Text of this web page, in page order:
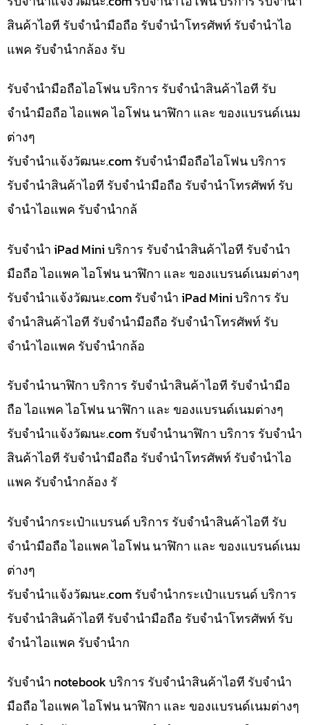
สินค้าไอที รับจำนำมือถือ รับจำนำโทรศัพท์ รับจำนำไอ
แพค รับจำนำกล้อง รับ
รับจำนำมือถือไอโฟน บริการ รับจำนำสินค้าไอที รับ
จำนำมือถือ ไอแพค ไอโฟน นาฬิกา และ ของแบรนด์เนม
ต่างๆ
รับจํานําแจ้งวัฒนะ.com รับจำนำมือถือไอโฟน บริการ
รับจำนำสินค้าไอที รับจำนำมือถือ รับจำนำโทรศัพท์ รับ
จำนำไอแพค รับจำนำกล้
รับจำนำ iPad Mini บริการ รับจำนำสินค้าไอที รับจำนำ
มือถือ ไอแพค ไอโฟน นาฬิกา และ ของแบรนด์เนมต่างๆ
รับจํานําแจ้งวัฒนะ.com รับจำนำ iPad Mini บริการ รับ
จำนำสินค้าไอที รับจำนำมือถือ รับจำนำโทรศัพท์ รับ
จำนำไอแพค รับจำนำกล้อ
รับจำนำนาฬิกา บริการ รับจำนำสินค้าไอที รับจำนำมือ
ถือ ไอแพค ไอโฟน นาฬิกา และ ของแบรนด์เนมต่างๆ
รับจํานําแจ้งวัฒนะ.com รับจำนำนาฬิกา บริการ รับจำนำ
สินค้าไอที รับจำนำมือถือ รับจำนำโทรศัพท์ รับจำนำไอ
แพค รับจำนำกล้อง รั
รับจำนำกระเป๋าแบรนด์ บริการ รับจำนำสินค้าไอที รับ
จำนำมือถือ ไอแพค ไอโฟน นาฬิกา และ ของแบรนด์เนม
ต่างๆ
รับจํานําแจ้งวัฒนะ.com รับจำนำกระเป๋าแบรนด์ บริการ
รับจำนำสินค้าไอที รับจำนำมือถือ รับจำนำโทรศัพท์ รับ
จำนำไอแพค รับจำนำก
รับจำนำ notebook บริการ รับจำนำสินค้าไอที รับจำนำ
มือถือ ไอแพค ไอโฟน นาฬิกา และ ของแบรนด์เนมต่างๆ